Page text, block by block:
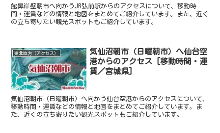
館鼻岸壁朝市へ向かうJR弘前駅からのアクセスについて、移動時
間・運賃などの情報と地図をまとめてご紹介しています。また、近く
の立ち寄りたい観光スポットもご紹介しています。
東北地方（アクセス）
気仙沼朝市（日曜朝市）へ仙台空
港からのアクセス [移動時間・運
賃／宮城県]
気仙沼朝市（日曜朝市）へ向かう仙台空港からのアクセスについて、
移動時間・運賃などの情報と地図をまとめてご紹介しています。ま
た、近くの立ち寄りたい観光スポットもご紹介しています。